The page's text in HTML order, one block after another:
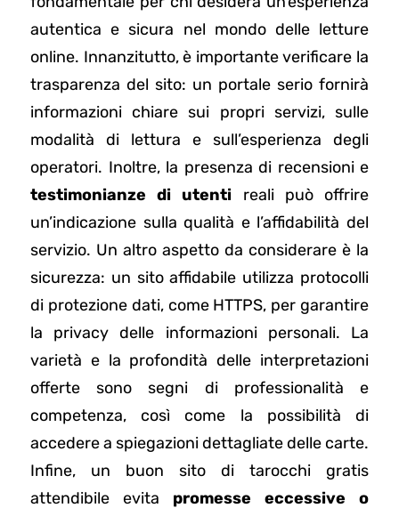
autentica e sicura nel mondo delle letture
online. Innanzitutto, è importante verificare la
trasparenza del sito: un portale serio fornirà
informazioni chiare sui propri servizi, sulle
modalità di lettura e sull’esperienza degli
operatori. Inoltre, la presenza di recensioni e
testimonianze di utenti reali può offrire
un’indicazione sulla qualità e l’affidabilità del
servizio. Un altro aspetto da considerare è la
sicurezza: un sito affidabile utilizza protocolli
di protezione dati, come HTTPS, per garantire
la privacy delle informazioni personali. La
varietà e la profondità delle interpretazioni
offerte sono segni di professionalità e
competenza, così come la possibilità di
accedere a spiegazioni dettagliate delle carte.
Infine, un buon sito di tarocchi gratis
attendibile evita promesse eccessive o